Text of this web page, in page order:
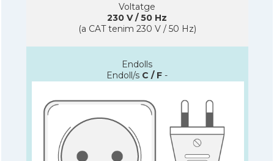
Voltatge
230 V / 50 Hz
(a CAT tenim 230 V / 50 Hz)
Endolls
Endoll/s C / F -